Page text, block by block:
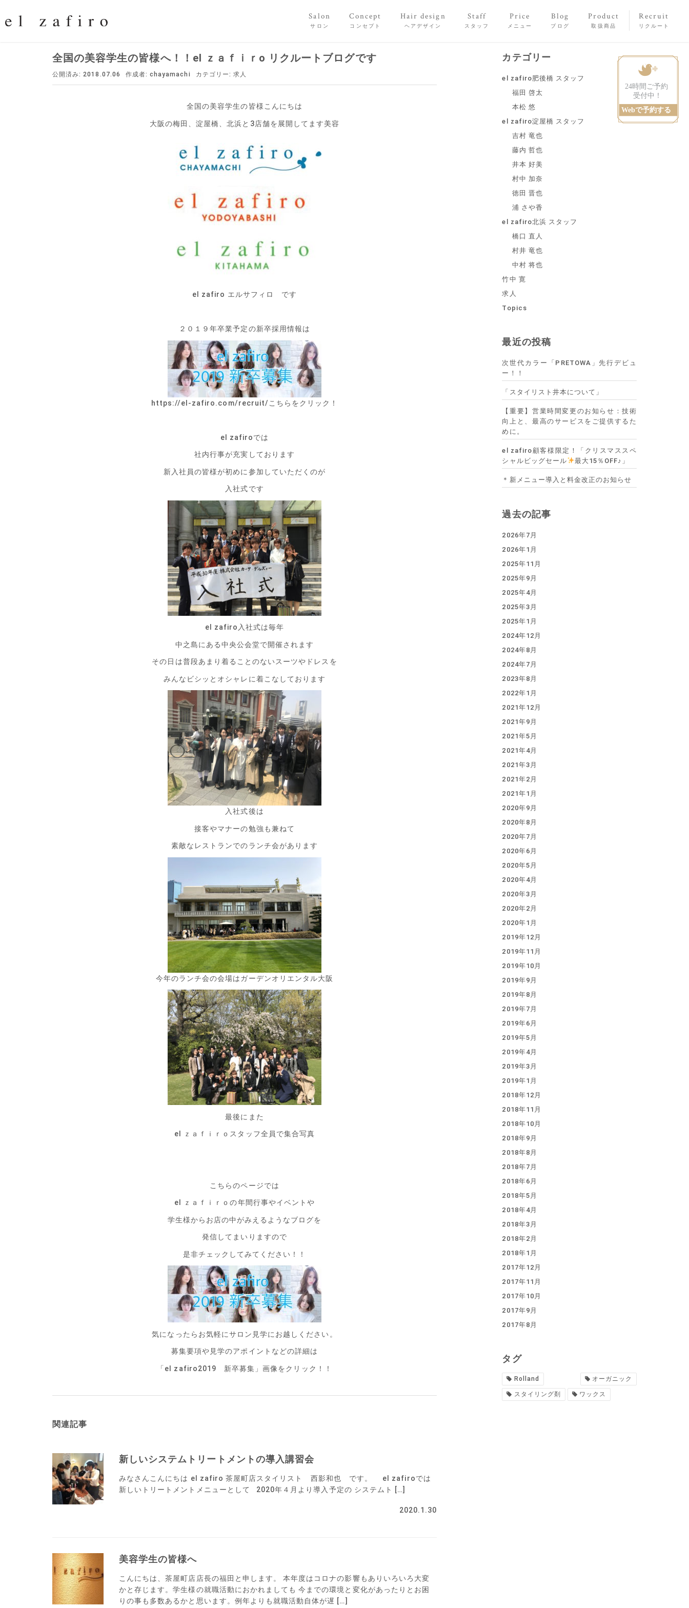
Salon
サロン
Concept
コンセプト
Hair design
ヘアデザイン
Staff
スタッフ
Price
メニュー
Blog
ブログ
Product
取扱商品
Recruit
リクルート
全国の美容学生の皆様へ！！el ｚａｆｉｒo リクルートブログです
公開済み: 2018.07.06 作成者:chayamachi カテゴリー: 求人
全国の美容学生の皆様こんにちは
大阪の梅田、淀屋橋、北浜と3店舗を展開してます美容
el zafiro エルサフィロ です
２０１９年卒業予定の新卒採用情報は
https://el-zafiro.com/recruit/ こちらをクリック！
el zafiroでは
社内行事が充実しております
新入社員の皆様が初めに参加していただくのが
入社式です
el zafiro入社式は毎年
中之島にある中央公会堂で開催されます
その日は普段あまり着ることのないスーツやドレスを
みんなビシッとオシャレに着こなしております
入社式後は
接客やマナーの勉強も兼ねて
素敵なレストランでのランチ会があります
今年のランチ会の会場はガーデンオリエンタル大阪
最後にまた
el ｚａｆｉｒｏスタッフ全員で集合写真
こちらのページでは
el ｚａｆｉｒｏの年間行事やイベントや
学生様からお店の中がみえるようなブログを
発信してまいりますので
是非チェックしてみてください！！
気になったらお気軽にサロン見学にお越しください。
募集要項や見学のアポイントなどの詳細は
「el zafiro2019 新卒募集」画像をクリック！！
関連記事
新しいシステムトリートメントの導入講習会
みなさんこんにちは el zafiro 茶屋町店スタイリスト 西影和也 です。 el zafiroでは
新しいトリートメントメニューとして 2020年４月より導入予定の システムト […]
2020.1.30
美容学生の皆様へ
こんにちは、茶屋町店店長の福田と申します。 本年度はコロナの影響もありいろいろ大変
かと存じます。学生様の就職活動におかれましても 今までの環境と変化があったりとお困
りの事も多数あるかと思います。例年よりも就職活動自体が遅 […]
カテゴリー
el zafiro肥後橋 スタッフ
福田 啓太
本松 悠
el zafiro淀屋橋 スタッフ
吉村 竜也
藤内 哲也
井本 好美
村中 加奈
徳田 晋也
浦 さや香
el zafiro北浜 スタッフ
橋口 直人
村井 竜也
中村 将也
竹中 寛
求人
Topics
最近の投稿
次世代カラー「PRETOWA」先行デビュ
ー！！
「スタイリスト井本について」
【重要】営業時間変更のお知らせ：技術
向上と、最高のサービスをご提供するた
めに。
el zafiro顧客様限定！「クリスマススペ
シャルビッグセール
最大15％OFF♪」
＊新メニュー導入と料金改正のお知らせ
過去の記事
2026年7月
2026年1月
2025年11月
2025年9月
2025年4月
2025年3月
2025年1月
2024年12月
2024年8月
2024年7月
2023年8月
2022年1月
2021年12月
2021年9月
2021年5月
2021年4月
2021年3月
2021年2月
2021年1月
2020年9月
2020年8月
2020年7月
2020年6月
2020年5月
2020年4月
2020年3月
2020年2月
2020年1月
2019年12月
2019年11月
2019年10月
2019年9月
2019年8月
2019年7月
2019年6月
2019年5月
2019年4月
2019年3月
2019年1月
2018年12月
2018年11月
2018年10月
2018年9月
2018年8月
2018年7月
2018年6月
2018年5月
2018年4月
2018年3月
2018年2月
2018年1月
2017年12月
2017年11月
2017年10月
2017年9月
2017年8月
タグ
Rolland オーガニック
スタイリング剤 ワックス